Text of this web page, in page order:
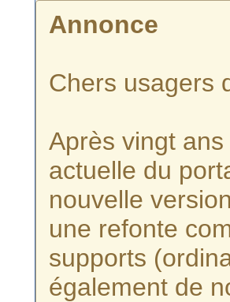
Annonce
Chers usagers
Après vingt
actuelle du
nouvelle
une refonte
supports
également de